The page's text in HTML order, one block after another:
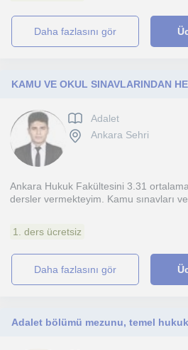
daha fazlasını gör
Adalet
Ankara Sehri
Ankara Hukuk Fakültesini 3.31
dersler vermekteyim. Kamu sınavları ve
1. ders ücretsiz
daha fazlasını gör